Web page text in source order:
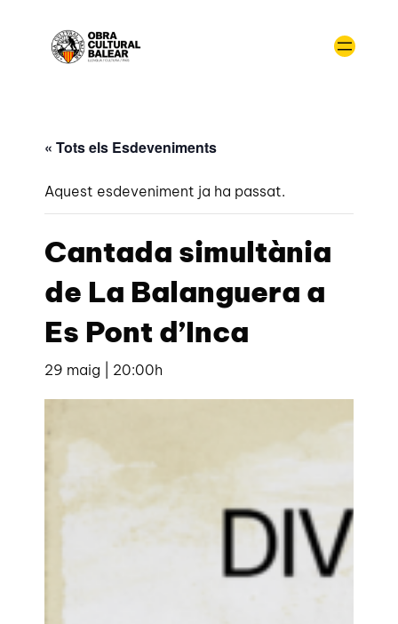
« Tots els Esdeveniments
Aquest esdeveniment ja ha passat.
Cantada simultània
de La Balanguera a
Es Pont d’Inca
29 maig | 20:00h